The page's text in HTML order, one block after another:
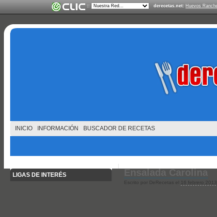
:: derecetas.net: Huevos
INICIO INFORMACIÓN BUSCADOR DE RECETAS
LIGAS DE INTERÉS Ensalada Carolina
Escrito por DeRecetas el 16 febrero